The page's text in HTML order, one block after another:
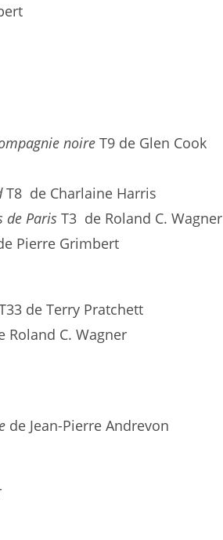
noire T9 de Glen Cook
T8 de Charlaine Harris
de Paris T3 de Roland C. Wagner
Pierre Grimbert
de Terry Pratchett
Roland C. Wagner
de Jean-Pierre Andrevon